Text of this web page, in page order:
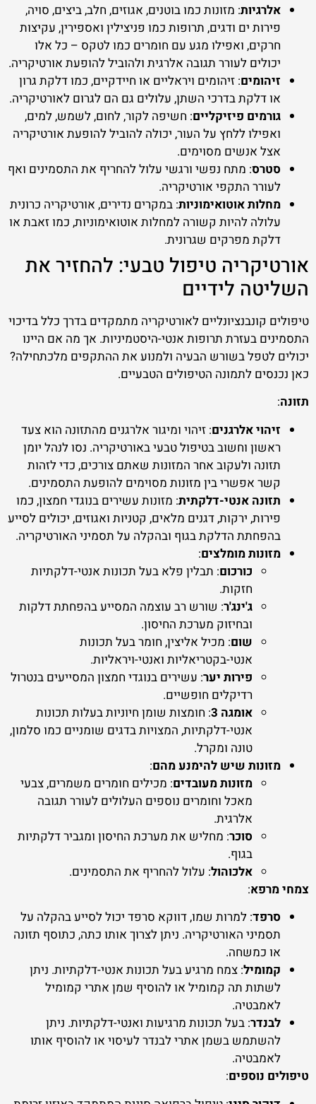
אלרגיות: מזונות כמו בוטנים, אגוזים, חלב, ביצים, סויה,
פירות ים ודגים, תרופות כמו פניצילין ואספירין, עקיצות
חרקים, ואפילו מגע עם חומרים כמו לטקס – כל אלו
יכולים לעורר תגובה אלרגית ולהוביל להופעת אורטיקריה.
זיהומים: זיהומים ויראליים או חיידקיים, כמו דלקת גרון
או דלקת בדרכי השתן, עלולים גם הם לגרום לאורטיקריה.
גורמים פיזיקליים: חשיפה לקור, לחום, לשמש, למים,
ואפילו ללחץ על העור, יכולה להוביל להופעת אורטיקריה
אצל אנשים מסוימים.
סטרס: מתח נפשי ורגשי עלול להחריף את התסמינים ואף
לעורר התקפי אורטיקריה.
מחלות אוטואימוניות: במקרים נדירים, אורטיקריה כרונית
עלולה להיות קשורה למחלות אוטואימוניות, כמו זאבת או
דלקת מפרקים שגרונית.
אורטיקריה טיפול טבעי: להחזיר את
השליטה לידיים
טיפולים קונבנציונליים לאורטיקריה מתמקדים בדרך כלל בדיכוי
התסמינים בעזרת תרופות אנטי-היסטמיניות. אך מה אם היינו
יכולים לטפל בשורש הבעיה ולמנוע את ההתקפים מלכתחילה?
כאן נכנסים לתמונה הטיפולים הטבעיים.
תזונה:
זיהוי אלרגנים: זיהוי ומיגור אלרגנים מהתזונה הוא צעד
ראשון וחשוב בטיפול טבעי באורטיקריה. נסו לנהל יומן
תזונה ולעקוב אחר המזונות שאתם צורכים, כדי לזהות
קשר אפשרי בין מזונות מסוימים להופעת התסמינים.
תזונה אנטי-דלקתית: מזונות עשירים בנוגדי חמצון, כמו
פירות, ירקות, דגנים מלאים, קטניות ואגוזים, יכולים לסייע
בהפחתת הדלקת בגוף ובהקלה על תסמיני האורטיקריה.
מזונות מומלצים:
כורכום: תבלין פלא בעל תכונות אנטי-דלקתיות
חזקות.
ג'ינג'ר: שורש רב עוצמה המסייע בהפחתת דלקות
ובחיזוק מערכת החיסון.
שום: מכיל אליצין, חומר בעל תכונות
אנטי-בקטריאליות ואנטי-ויראליות.
פירות יער: עשירים בנוגדי חמצון המסייעים בנטרול
רדיקלים חופשיים.
אומגה 3
: חומצות שומן חיוניות בעלות תכונות
אנטי-דלקתיות, המצויות בדגים שומניים כמו סלמון,
טונה ומקרל.
מזונות שיש להימנע מהם:
מזונות מעובדים: מכילים חומרים משמרים, צבעי
מאכל וחומרים נוספים העלולים לעורר תגובה
אלרגית.
סוכר: מחליש את מערכת החיסון ומגביר דלקתיות
בגוף.
אלכוהול: עלול להחריף את התסמינים.
צמחי מרפא:
סרפד: למרות שמו, דווקא סרפד יכול לסייע בהקלה על
תסמיני האורטיקריה. ניתן לצרוך אותו כתה, כתוסף תזונה
או כמשחה.
קמומיל: צמח מרגיע בעל תכונות אנטי-דלקתיות. ניתן
לשתות תה קמומיל או להוסיף שמן אתרי קמומיל
לאמבטיה.
לבנדר: בעל תכונות מרגיעות ואנטי-דלקתיות. ניתן
להשתמש בשמן אתרי לבנדר לעיסוי או להוסיף אותו
לאמבטיה.
טיפולים נוספים: